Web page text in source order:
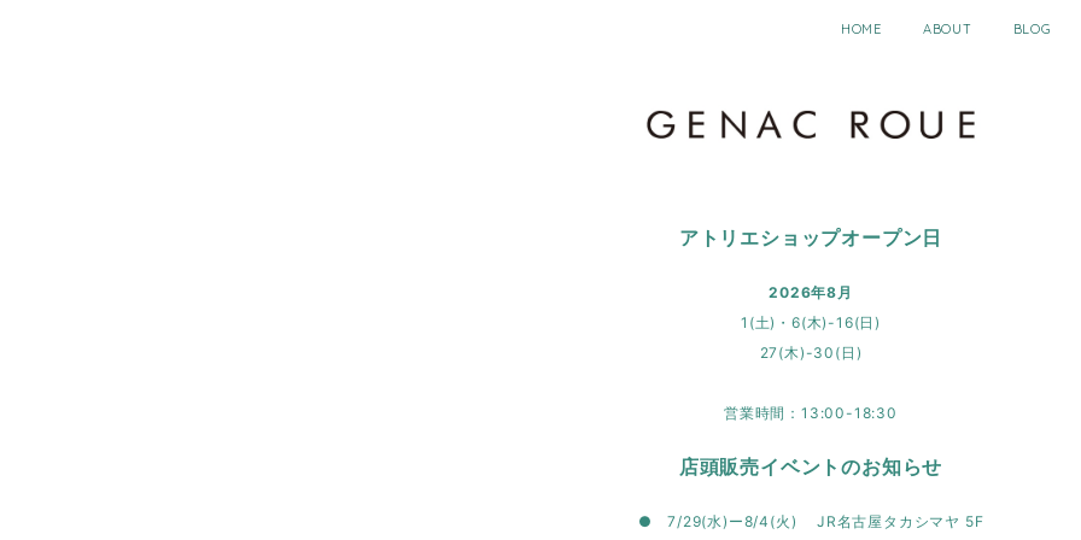
HOME ABOUT BLOG
アトリエショップオープン日
2026年8月
1(土)・6(木)-16(日)
27(木)-30(日)
営業時間：13:00-18:30
店頭販売イベントのお知らせ
● 7/29(水)ー8/4(火) JR名古屋タカシマヤ 5F